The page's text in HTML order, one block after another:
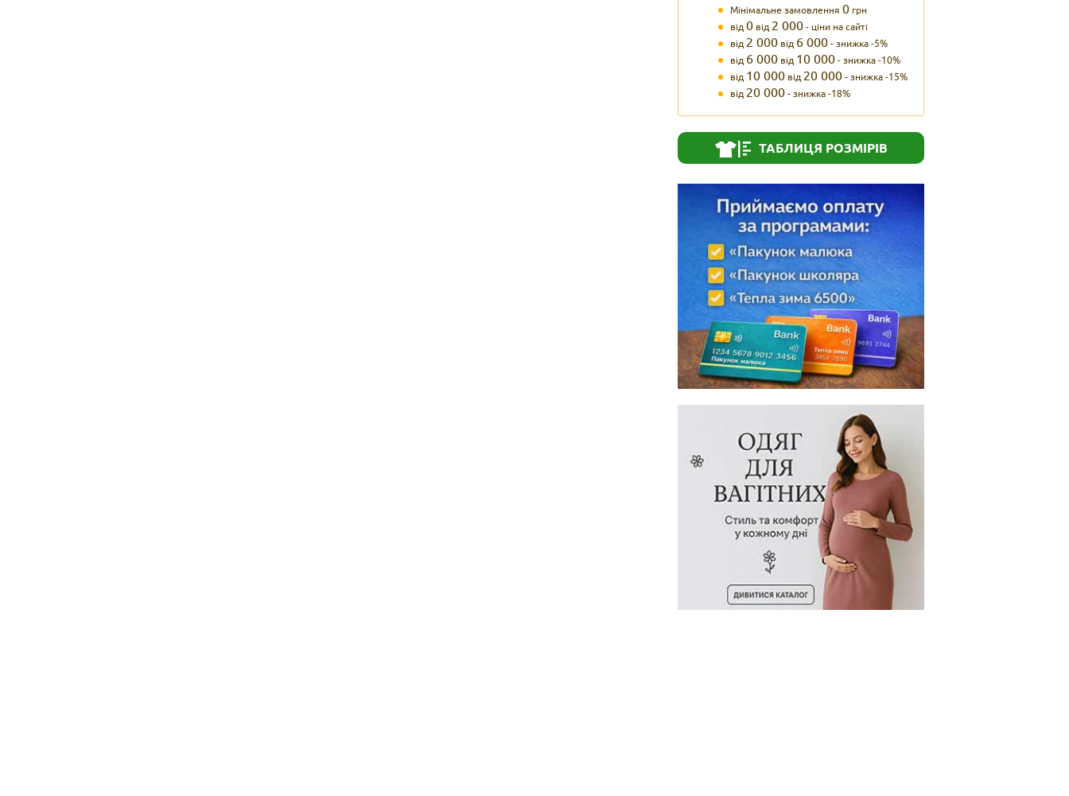
Мінімальне замовлення 0 грн
від0 від 2 000- ціни на сайті
від 2 000 від 6 000- знижка -5%
від 6 000 від 10 000- знижка -10%
від 10 000 від 20 000- знижка -15%
від 20 000- знижка -18%
ТАБЛИЦЯ РОЗМІРІВ